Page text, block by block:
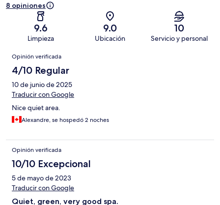
8 opiniones
9.6
Limpieza
9.0
Ubicación
10
Servicio y personal
Opiniones
Opinión verificada
4/10 Regular
10 de junio de 2025
Traducir con Google
Nice quiet area.
Alexandre, se hospedó 2 noches
Opinión verificada
10/10 Excepcional
5 de mayo de 2023
Traducir con Google
Quiet, green, very good spa.